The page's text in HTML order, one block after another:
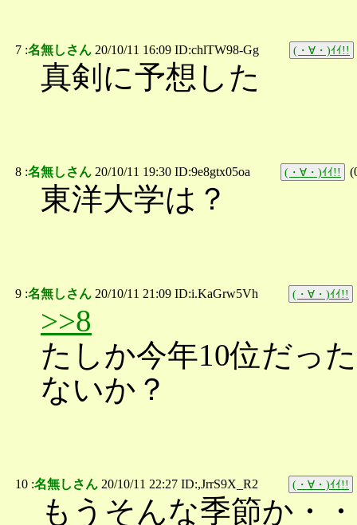
7 :名無しさん 20/10/11 16:09 ID:chlTW98-Gg (・∀・)ｲｲ!!
真剣に予想した
8 :名無しさん 20/10/11 19:30 ID:9e8gtx05oa (・∀・)ｲｲ!! (
東洋大学は？
9 :名無しさん 20/10/11 21:09 ID:i.KaGrw5Vh (・∀・)ｲｲ!!
>>8
たしか今年10位だっ
ないか？
10 :名無しさん 20/10/11 22:27 ID:,JrrS9X_R2 (・∀・)ｲｲ!!
もうそんな季節か・